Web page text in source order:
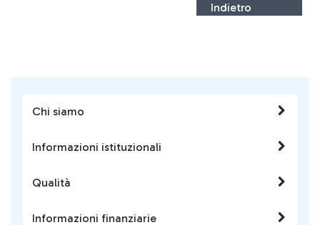
Chi siamo
Informazioni istituzionali
Qualità
Informazioni finanziarie
Indietro